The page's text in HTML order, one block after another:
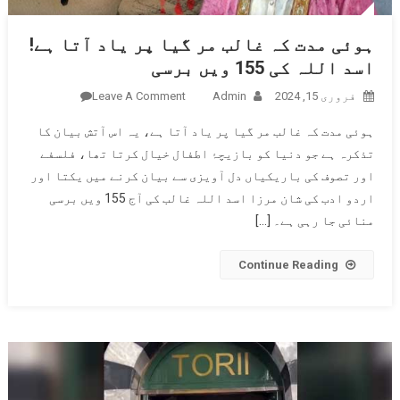
ہوئی مدت کہ غالب مر گیا پر یاد آتا ہے!
اسد اللہ کی 155 ویں برسی
فروری 15, 2024 Admin
Leave A Comment
غالب مر
گیا پر
یاد آتا
ہے! اسد
ہوئی مدت کہ غالب مر گیا پر یاد آتا ہے، یہ اس آتش بیان کا
تذکرہ ہے جو دنیا کو بازیچۂ اطفال خیال کرتا تھا، فلسفے
اور تصوف کی باریکیاں دل آویزی سے بیان کرنے میں یکتا اور
اردو ادب کی شان مرزا اسد اللہ غالب کی آج 155 ویں برسی
منائی جا رہی ہے۔ […]
Continue Reading